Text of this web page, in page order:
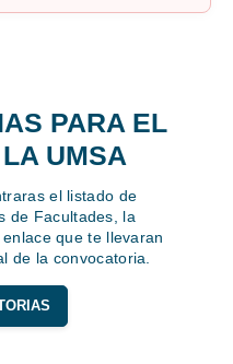
PARA EL
UMSA
el listado de
de Facultades, la
que te llevaran
de la convocatoria.